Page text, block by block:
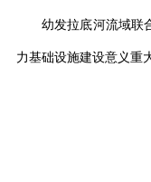
幼发拉底河流域联
力基础设施建设意义重